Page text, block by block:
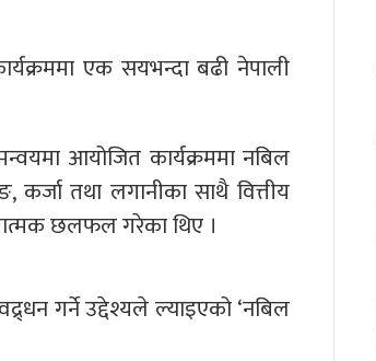
एक सयभन्दा बढी नेपाली
आयोजित कार्यक्रममा नबिल
कर्जा तथा लगानीका साथै वित्तीय
छलफल गरेका थिए ।
गर्ने उद्देश्यले ल्याइएको ‘नबिल